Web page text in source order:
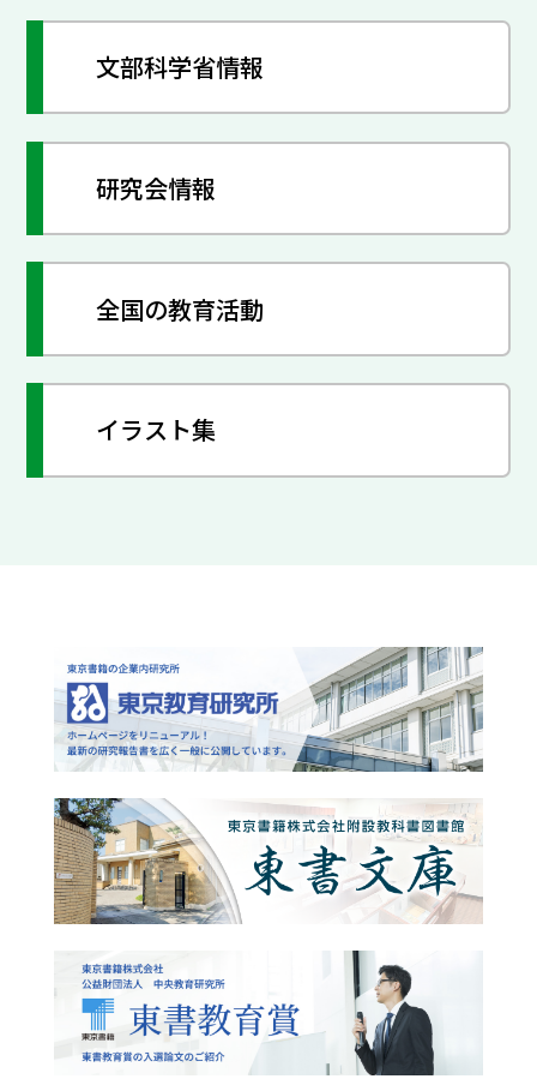
文部科学省情報
研究会情報
全国の教育活動
イラスト集